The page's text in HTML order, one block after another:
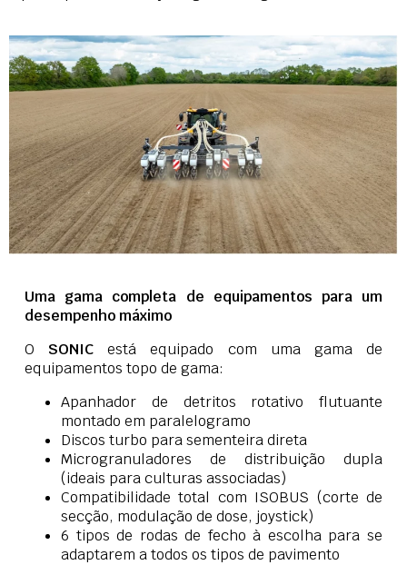
Uma gama completa de equipamentos para um
desempenho máximo
O SONIC está equipado com uma gama de
equipamentos topo de gama:
Apanhador de detritos rotativo flutuante
montado em paralelogramo
Discos turbo para sementeira direta
Microgranuladores de distribuição dupla
(ideais para culturas associadas)
Compatibilidade total com ISOBUS (corte de
secção, modulação de dose, joystick)
6 tipos de rodas de fecho à escolha para se
adaptarem a todos os tipos de pavimento